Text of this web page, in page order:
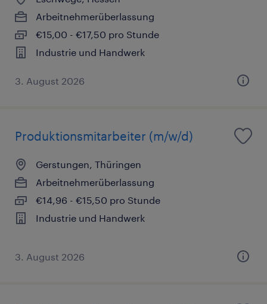
Arbeitnehmerüberlassung
€15,00 - €17,50 pro Stunde
Industrie und Handwerk
3. August 2026
Produktionsmitarbeiter (m/w/d)
Gerstungen, Thüringen
Arbeitnehmerüberlassung
€14,96 - €15,50 pro Stunde
Industrie und Handwerk
3. August 2026